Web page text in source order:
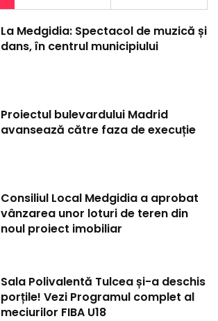
La Medgidia: Spectacol de muzică și
dans, în centrul municipiului
Proiectul bulevardului Madrid
avansează către faza de execuție
Consiliul Local Medgidia a aprobat
vânzarea unor loturi de teren din
noul proiect imobiliar
Sala Polivalentă Tulcea și-a deschis
porțile! Vezi Programul complet al
meciurilor FIBA U18